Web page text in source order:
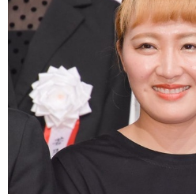
リリース
登録・ログイン/